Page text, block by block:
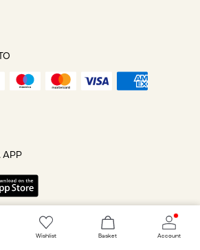
APP
Impostazioni cookie
Wishlist Basket Account